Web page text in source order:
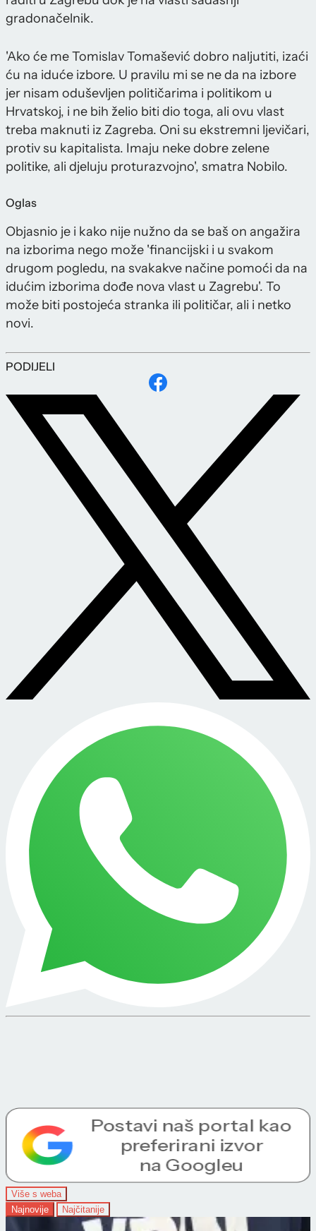
gradonačelnik.
'Ako će me Tomislav Tomašević dobro naljutiti, izaći
ću na iduće izbore. U pravilu mi se ne da na izbore
jer nisam oduševljen političarima i politikom u
Hrvatskoj, i ne bih želio biti dio toga, ali ovu vlast
treba maknuti iz Zagreba. Oni su ekstremni ljevičari,
protiv su kapitalista. Imaju neke dobre zelene
politike, ali djeluju proturazvojno', smatra Nobilo.
Oglas
Objasnio je i kako nije nužno da se baš on angažira
na izborima nego može 'financijski i u svakom
drugom pogledu, na svakakve načine pomoći da na
idućim izborima dođe nova vlast u Zagrebu'. To
može biti postojeća stranka ili političar, ali i netko
novi.
PODIJELI
Više s weba
Najnovije
Najčitanije